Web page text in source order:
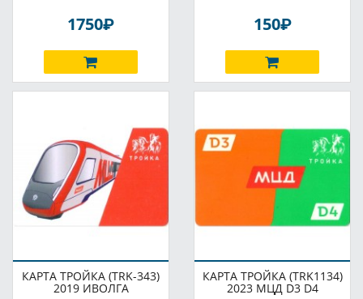
1750P 150P
КАРТА ТРОЙКА (TRK-343)
2019 ИВОЛГА
КАРТА ТРОЙКА (TRK1134)
2023 МЦД D3 D4